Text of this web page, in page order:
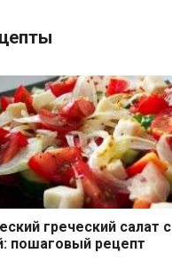
греческий салат с
пошаговый рецепт